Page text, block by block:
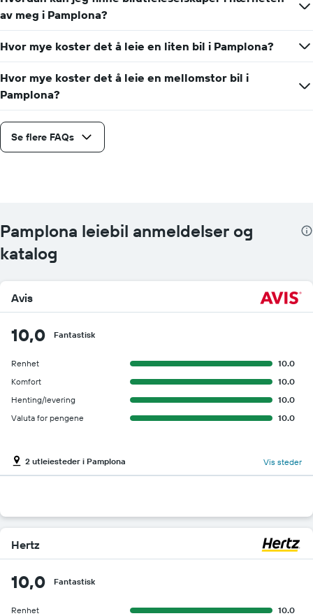
av meg i Pamplona?
Hvor mye koster det å leie en liten bil i Pamplona?
Hvor mye koster det å leie en mellomstor bil i
Pamplona?
Se flere FAQs
Pamplona leiebil anmeldelser og
katalog
Avis
10,0 Fantastisk
Renhet
10.0
Komfort
10.0
Henting/levering
10.0
Valuta for pengene
10.0
2 utleiesteder i Pamplona Vis steder
Hertz
10,0 Fantastisk
Renhet
10.0